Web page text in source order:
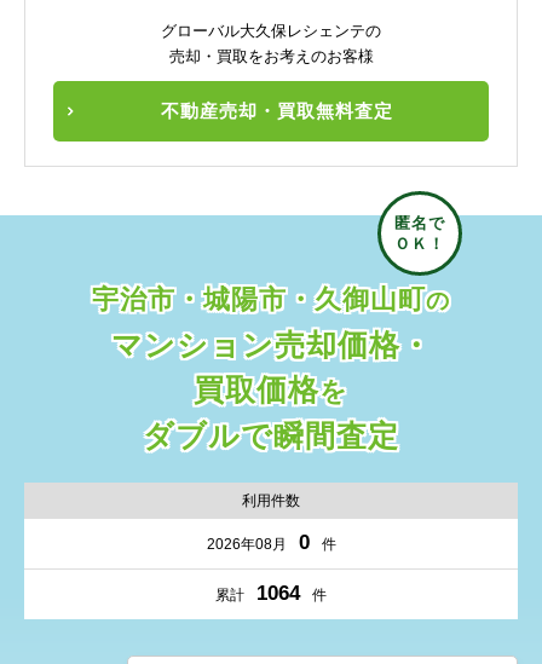
グローバル大久保レシェンテの
売却・買取をお考えのお客様
不動産売却・買取無料査定
宇治市・城陽市・久御山町の
マンション売却価格・
買取価格を
ダブルで瞬間査定
利用件数
2026年08月 0 件
累計 1064 件